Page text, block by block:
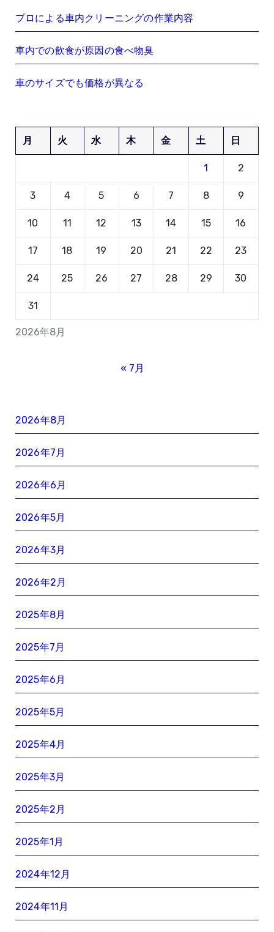
プロによる車内クリーニングの作業内容
車内での飲食が原因の食べ物臭
車のサイズでも価格が異なる
2026年8月
月 火 水 木 金 土 日
1 2
3 4 5 6 7 8 9
10 11 12 13 14 15 16
17 18 19 20 21 22 23
24 25 26 27 28 29 30
31
« 7月
2026年8月
2026年7月
2026年6月
2026年5月
2026年3月
2026年2月
2025年8月
2025年7月
2025年6月
2025年5月
2025年4月
2025年3月
2025年2月
2025年1月
2024年12月
2024年11月